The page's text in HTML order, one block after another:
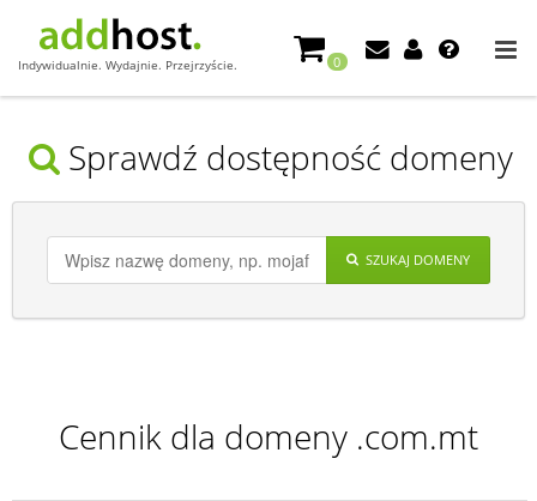
Indywidualnie. Wydajnie. Przejrzyście. 0
Sprawdź dostępność domeny
SZUKAJ DOMENY
Cennik dla domeny .com.mt